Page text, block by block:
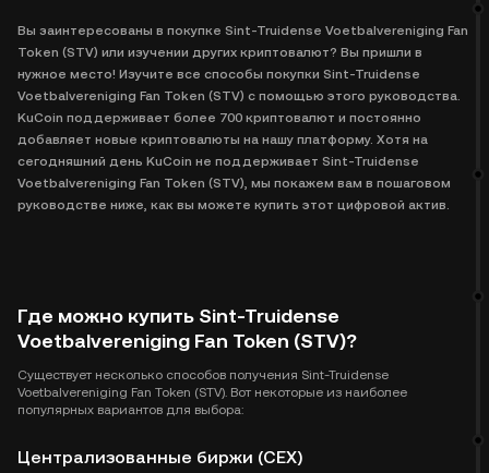
Вы заинтересованы в покупке Sint-Truidense Voetbalvereniging Fan
Token (STV) или изучении других криптовалют? Вы пришли в
нужное место! Изучите все способы покупки Sint-Truidense
Voetbalvereniging Fan Token (STV) с помощью этого руководства.
KuCoin поддерживает более 700 криптовалют и постоянно
добавляет новые криптовалюты на нашу платформу. Хотя на
сегодняшний день KuCoin не поддерживает Sint-Truidense
Voetbalvereniging Fan Token (STV), мы покажем вам в пошаговом
руководстве ниже, как вы можете купить этот цифровой актив.
Где можно купить Sint-Truidense
Voetbalvereniging Fan Token (STV)?
Существует несколько способов получения Sint-Truidense
Voetbalvereniging Fan Token (STV). Вот некоторые из наиболее
популярных вариантов для выбора:
Централизованные биржи (CEX)